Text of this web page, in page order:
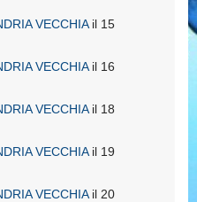
VECCHIAil 15
VECCHIAil 16
VECCHIAil 18
VECCHIAil 19
VECCHIAil 20